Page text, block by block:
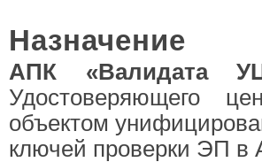
Назначение
АПК «Валидата
Удостоверяющего
объектом
ключей проверки ЭП в